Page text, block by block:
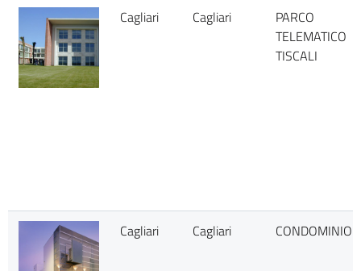
Cagliari Cagliari
PARCO
TELEMATICO
TISCALI
Cagliari Cagliari CONDOMINIO